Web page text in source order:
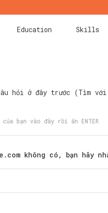
Education Skills
hỏi ở đây trước (Tìm với
không có, bạn hãy